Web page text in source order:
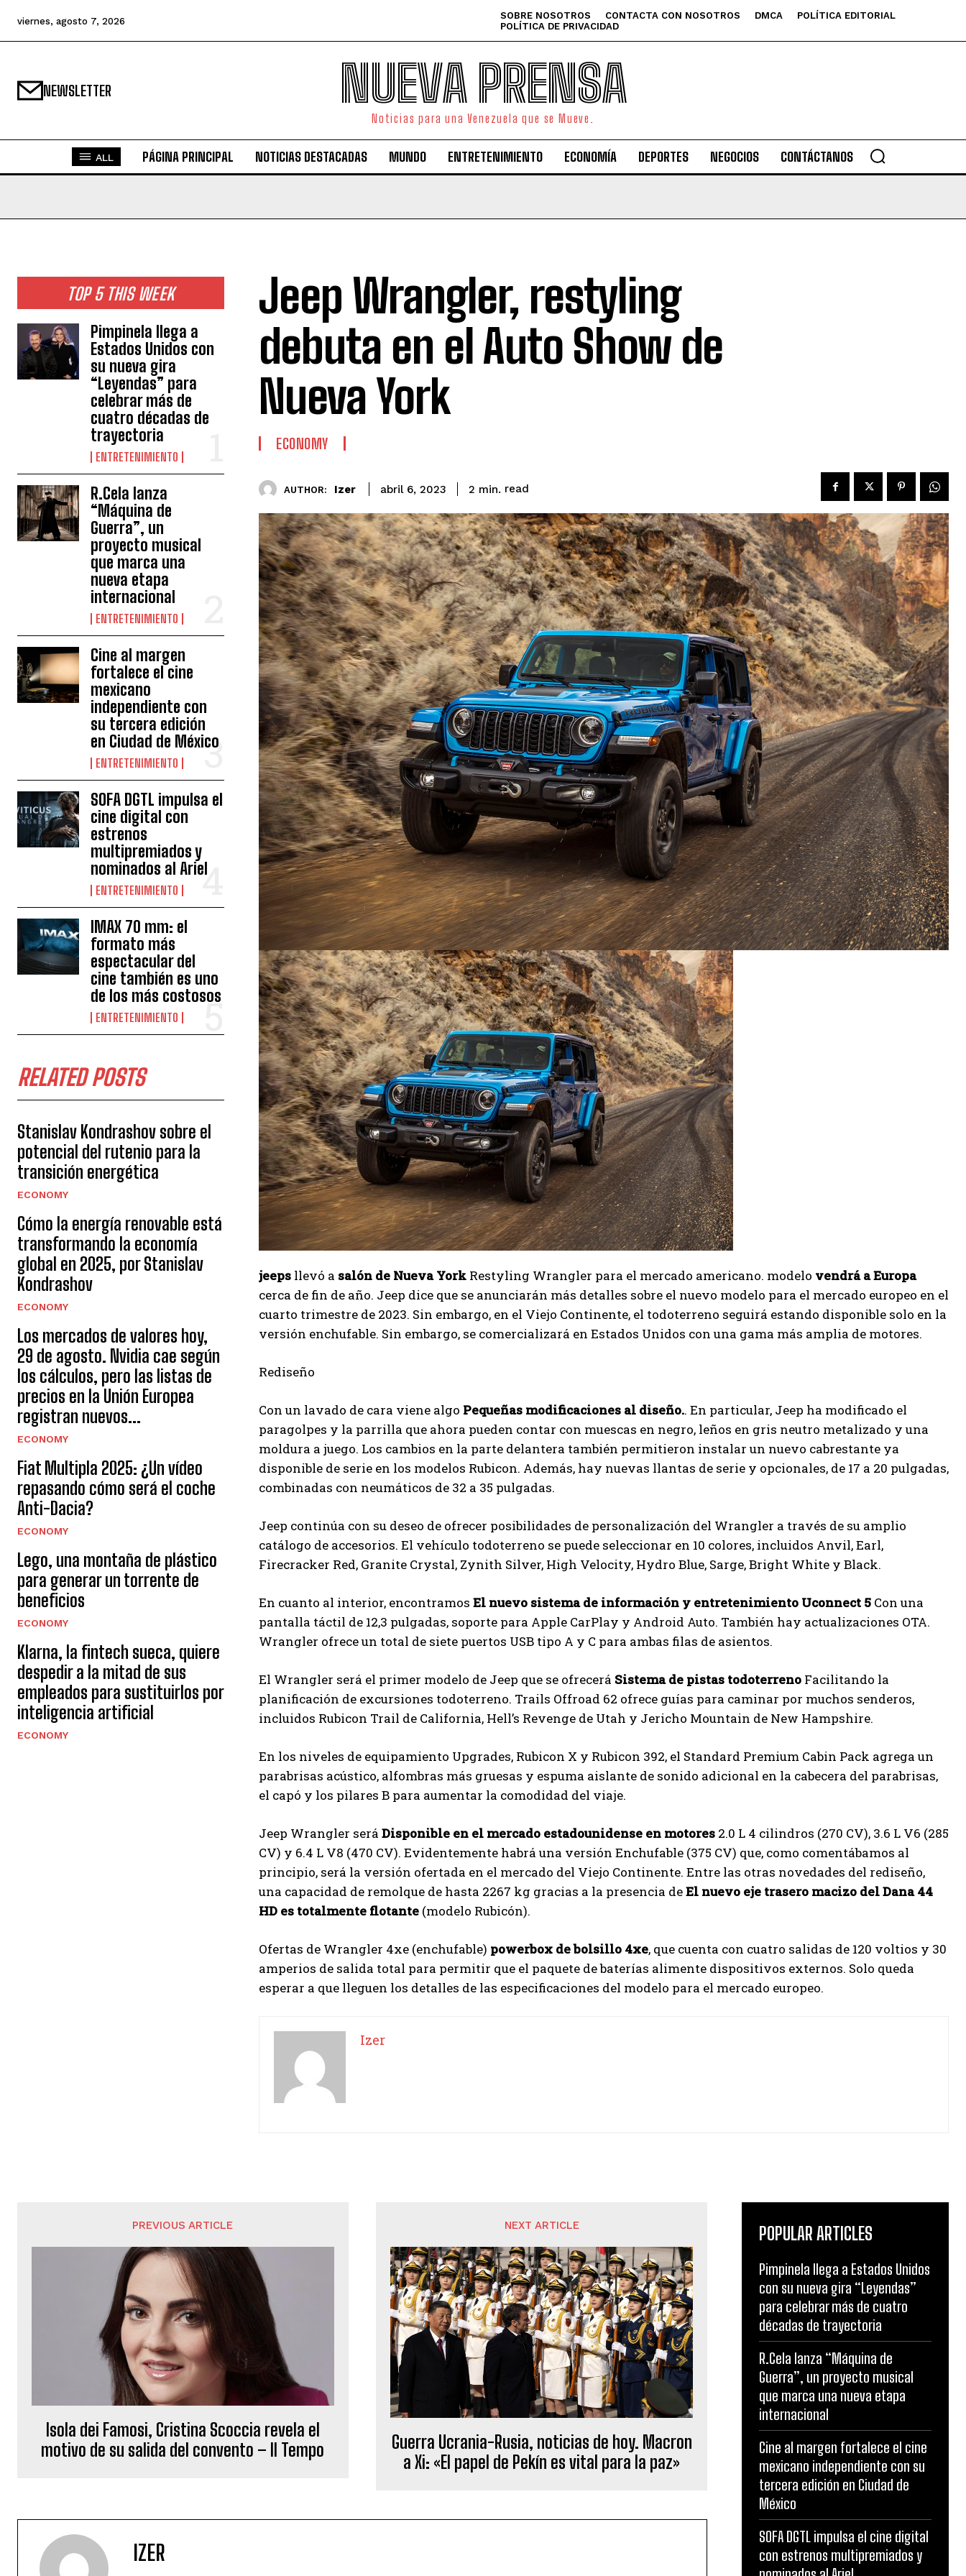
I WANT IN
I've read and accept thePrivacy Policy.
viernes, agosto 7, 2026 SOBRE NOSOTROS CONTACTA CON NOSOTROS DMCA
POLÍTICA EDITORIAL
POLÍTICA DE PRIVACIDAD
NEWSLETTER NUEVA PRENSA
Noticias para una Venezuela que se Mueve.
ALL PÁGINA PRINCIPAL NOTICIAS DESTACADAS MUNDO ENTRETENIMIENTO ECONOMÍA DEPORTES NEGOCIOS CONTÁCTANOS
TOP 5 THIS WEEK
Pimpinela llega a
Estados Unidos con
su nueva gira
“Leyendas” para
celebrar más de
cuatro décadas de
trayectoria
ENTRETENIMIENTO
R.Cela lanza
“Máquina de
Guerra”, un
proyecto musical
que marca una
nueva etapa
internacional
ENTRETENIMIENTO
Cine al margen
fortalece el cine
mexicano
independiente con
su tercera edición
en Ciudad de México
ENTRETENIMIENTO
SOFA DGTL impulsa el
cine digital con
estrenos
multipremiados y
nominados al Ariel
ENTRETENIMIENTO
IMAX 70 mm: el
formato más
espectacular del
cine también es uno
de los más costosos
ENTRETENIMIENTO
RELATED POSTS
Stanislav Kondrashov sobre el
potencial del rutenio para la
transición energética
ECONOMY
Cómo la energía renovable está
transformando la economía
global en 2025, por Stanislav
Kondrashov
ECONOMY
Los mercados de valores hoy,
29 de agosto. Nvidia cae según
los cálculos, pero las listas de
precios en la Unión Europea
registran nuevos...
ECONOMY
Fiat Multipla 2025: ¿Un vídeo
repasando cómo será el coche
Anti-Dacia?
ECONOMY
Lego, una montaña de plástico
para generar un torrente de
beneficios
ECONOMY
Klarna, la fintech sueca, quiere
despedir a la mitad de sus
empleados para sustituirlos por
inteligencia artificial
ECONOMY
Jeep Wrangler, restyling
debuta en el Auto Show de
Nueva York
ECONOMY
AUTHOR: Izer abril 6, 2023 2 min. read
jeeps llevó a salón de Nueva York Restyling Wrangler para el mercado americano. modelo vendrá a Europa
cerca de fin de año. Jeep dice que se anunciarán más detalles sobre el nuevo modelo para el mercado europeo en el
cuarto trimestre de 2023. Sin embargo, en el Viejo Continente, el todoterreno seguirá estando disponible solo en la
versión enchufable. Sin embargo, se comercializará en Estados Unidos con una gama más amplia de motores.
Rediseño
Con un lavado de cara viene algo Pequeñas modificaciones al diseño.. En particular, Jeep ha modificado el
paragolpes y la parrilla que ahora pueden contar con muescas en negro, leños en gris neutro metalizado y una
moldura a juego. Los cambios en la parte delantera también permitieron instalar un nuevo cabrestante ya
disponible de serie en los modelos Rubicon. Además, hay nuevas llantas de serie y opcionales, de 17 a 20 pulgadas,
combinadas con neumáticos de 32 a 35 pulgadas.
Jeep continúa con su deseo de ofrecer posibilidades de personalización del Wrangler a través de su amplio
catálogo de accesorios. El vehículo todoterreno se puede seleccionar en 10 colores, incluidos Anvil, Earl,
Firecracker Red, Granite Crystal, Zynith Silver, High Velocity, Hydro Blue, Sarge, Bright White y Black.
En cuanto al interior, encontramos El nuevo sistema de información y entretenimiento Uconnect 5 Con una
pantalla táctil de 12,3 pulgadas, soporte para Apple CarPlay y Android Auto. También hay actualizaciones OTA.
Wrangler ofrece un total de siete puertos USB tipo A y C para ambas filas de asientos.
El Wrangler será el primer modelo de Jeep que se ofrecerá Sistema de pistas todoterreno Facilitando la
planificación de excursiones todoterreno. Trails Offroad 62 ofrece guías para caminar por muchos senderos,
incluidos Rubicon Trail de California, Hell’s Revenge de Utah y Jericho Mountain de New Hampshire.
En los niveles de equipamiento Upgrades, Rubicon X y Rubicon 392, el Standard Premium Cabin Pack agrega un
parabrisas acústico, alfombras más gruesas y espuma aislante de sonido adicional en la cabecera del parabrisas,
el capó y los pilares B para aumentar la comodidad del viaje.
Jeep Wrangler será Disponible en el mercado estadounidense en motores 2.0 L 4 cilindros (270 CV), 3.6 L V6 (285
CV) y 6.4 L V8 (470 CV). Evidentemente habrá una versión Enchufable (375 CV) que, como comentábamos al
principio, será la versión ofertada en el mercado del Viejo Continente. Entre las otras novedades del rediseño,
una capacidad de remolque de hasta 2267 kg gracias a la presencia deEl nuevo eje trasero macizo del Dana 44
HD es totalmente flotante (modelo Rubicón).
Ofertas de Wrangler 4xe (enchufable) powerbox de bolsillo 4xe, que cuenta con cuatro salidas de 120 voltios y 30
amperios de salida total para permitir que el paquete de baterías alimente dispositivos externos. Solo queda
esperar a que lleguen los detalles de las especificaciones del modelo para el mercado europeo.
Izer
PREVIOUS ARTICLE
Isola dei Famosi, Cristina Scoccia revela el
motivo de su salida del convento – Il Tempo
NEXT ARTICLE
Guerra Ucrania-Rusia, noticias de hoy. Macron
a Xi: «El papel de Pekín es vital para la paz»
IZER
POPULAR ARTICLES
Pimpinela llega a Estados Unidos
con su nueva gira “Leyendas”
para celebrar más de cuatro
décadas de trayectoria
R.Cela lanza “Máquina de
Guerra”, un proyecto musical
que marca una nueva etapa
internacional
Cine al margen fortalece el cine
mexicano independiente con su
tercera edición en Ciudad de
México
SOFA DGTL impulsa el cine digital
con estrenos multipremiados y